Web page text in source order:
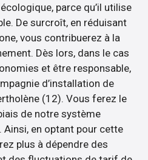
parce qu’il utilise
De surcroît, en réduisant
vous contribuerez à la
Dès lors, dans le cas
et être responsable,
d’installation de
(12). Vous ferez le
de notre système
Ainsi, en optant pour cette
plus à dépendre des